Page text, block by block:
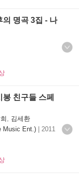
의 명곡 3집 - 나
친구들 스페
김세환
Music Ent.) | 2011